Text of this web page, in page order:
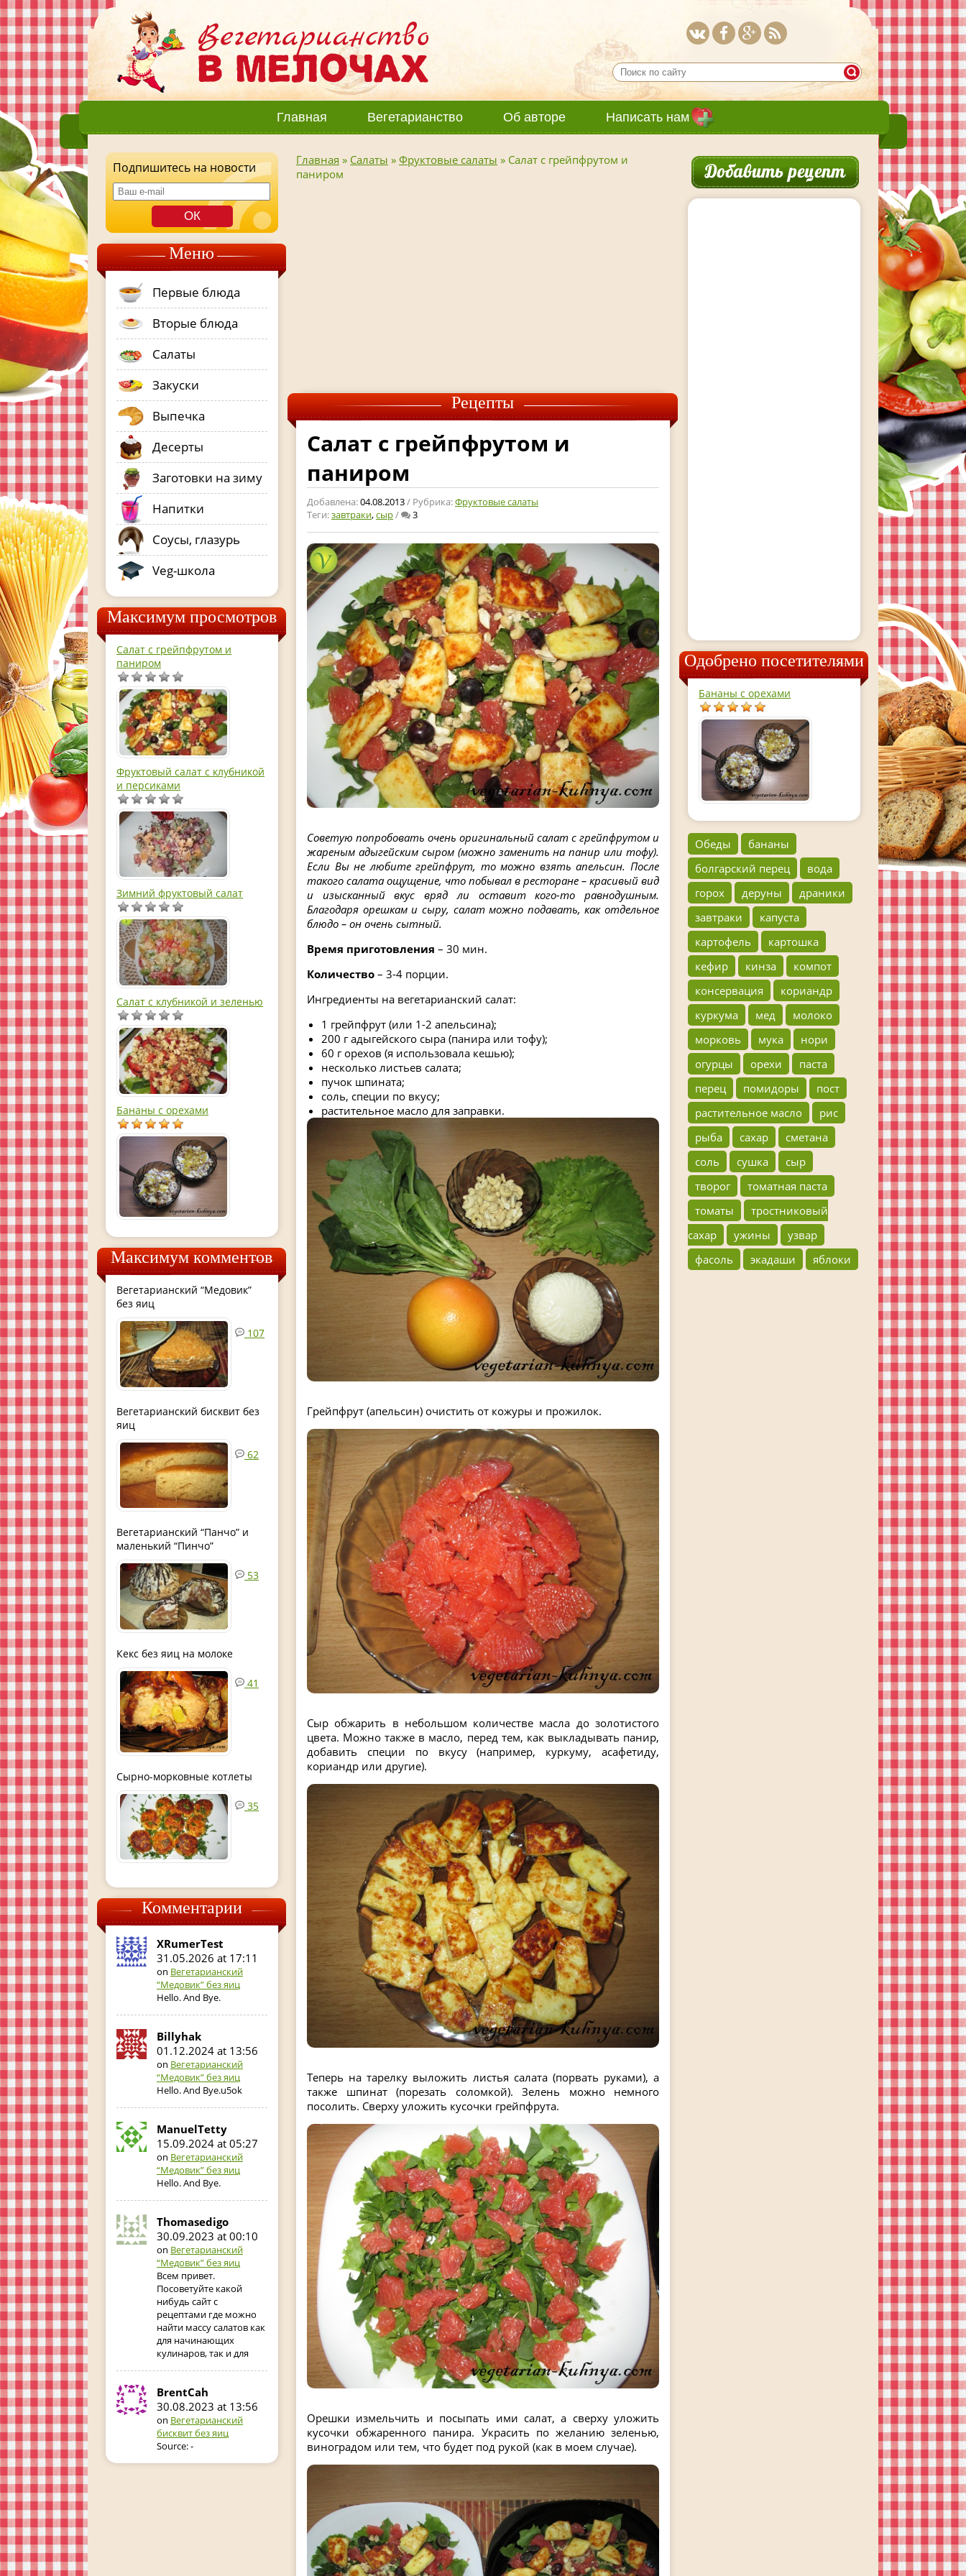
Главная Вегетарианство Об авторе Написать нам
Подпишитесь на новости
Меню
Первые блюда
Вторые блюда
Салаты
Закуски
Выпечка
Десерты
Заготовки на зиму
Напитки
Соусы, глазурь
Veg-школа
Максимум просмотров
Салат с грейпфрутом и
паниром
Фруктовый салат с клубникой
и персиками
Зимний фруктовый салат
Салат с клубникой и зеленью
Бананы с орехами
Максимум комментов
Вегетарианский “Медовик”
без яиц
107
Вегетарианский бисквит без
яиц
62
Вегетарианский “Панчо” и
маленький “Пинчо”
53
Кекс без яиц на молоке
41
Сырно-морковные котлеты
35
Комментарии
XRumerTest
31.05.2026 at 17:11
on Вегетарианский
“Медовик” без яиц
Hello. And Bye.
Billyhak
01.12.2024 at 13:56
on Вегетарианский
“Медовик” без яиц
Hello. And Bye.u5ok
ManuelTetty
15.09.2024 at 05:27
on Вегетарианский
“Медовик” без яиц
Hello. And Bye.
Thomasedigo
30.09.2023 at 00:10
on Вегетарианский
“Медовик” без яиц
Всем привет.
Посоветуйте какой
нибудь сайт с
рецептами где можно
найти массу салатов как
для начинающих
кулинаров, так и для
BrentCah
30.08.2023 at 13:56
on Вегетарианский
бисквит без яиц
Source: -
Главная » Салаты » Фруктовые салаты » Салат с грейпфрутом и
паниром
Рецепты
Салат с грейпфрутом и
паниром
Добавлена:04.08.2013/ Рубрика:Фруктовые салаты
Теги:завтраки,сыр/ 3
Советую попробовать очень оригинальный салат с грейпфрутом и
жареным адыгейским сыром (можно заменить на панир или тофу).
Если Вы не любите грейпфрут, то можно взять апельсин. После
такого салата ощущение, что побывал в ресторане – красивый вид
и изысканный вкус вряд ли оставит кого-то равнодушным.
Благодаря орешкам и сыру, салат можно подавать, как отдельное
блюдо – он очень сытный.
Время приготовления – 30 мин.
Количество – 3-4 порции.
Ингредиенты на вегетарианский салат:
1 грейпфрут (или 1-2 апельсина);
200 г адыгейского сыра (панира или тофу);
60 г орехов (я использовала кешью);
несколько листьев салата;
пучок шпината;
соль, специи по вкусу;
растительное масло для заправки.
Грейпфрут (апельсин) очистить от кожуры и прожилок.
Сыр обжарить в небольшом количестве масла до золотистого
цвета. Можно также в масло, перед тем, как выкладывать панир,
добавить специи по вкусу (например, куркуму, асафетиду,
кориандр или другие).
Теперь на тарелку выложить листья салата (порвать руками), а
также шпинат (порезать соломкой). Зелень можно немного
посолить. Сверху уложить кусочки грейпфрута.
Орешки измельчить и посыпать ими салат, а сверху уложить
кусочки обжаренного панира. Украсить по желанию зеленью,
виноградом или тем, что будет под рукой (как в моем случае).
Одобрено посетителями
Бананы с орехами
Обеды
бананы
болгарский перец
вода
горох
деруны
драники
завтраки
капуста
картофель
картошка
кефир
кинза
компот
консервация
кориандр
куркума
мед
молоко
морковь
мука
нори
огурцы
орехи
паста
перец
помидоры
пост
растительное масло
рис
рыба
сахар
сметана
соль
сушка
сыр
творог
томатная паста
томаты
тростниковый
сахар
ужины
узвар
фасоль
экадаши яблоки